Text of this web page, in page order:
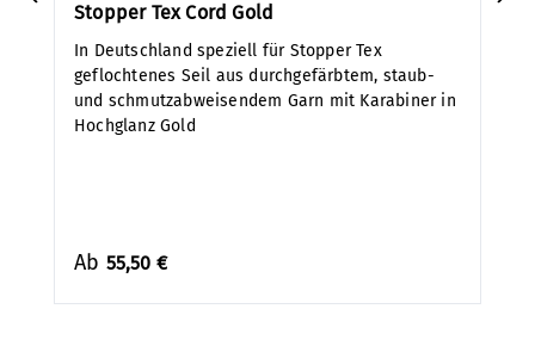
Stopper Tex Cord Gold
In Deutschland speziell für Stopper Tex
geflochtenes Seil aus durchgefärbtem, staub-
und schmutzabweisendem Garn mit Karabiner in
Hochglanz Gold
Ab 55,50 €